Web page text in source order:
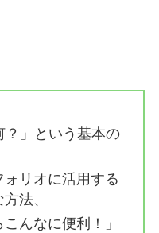
？」という基本の
ォリオに活用する
法、
んなに便利！」